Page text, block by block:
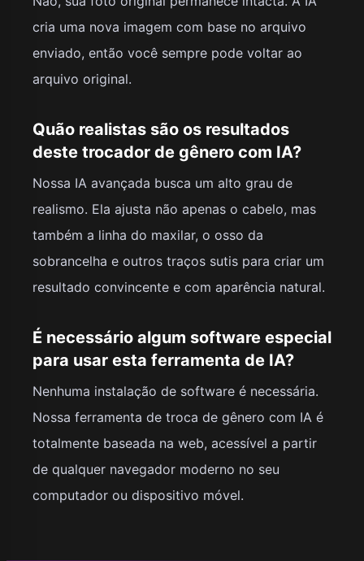
cria uma nova imagem com base no arquivo
enviado, então você sempre pode voltar ao
arquivo original.
Quão realistas são os resultados
deste trocador de gênero com IA?
Nossa IA avançada busca um alto grau de
realismo. Ela ajusta não apenas o cabelo, mas
também a linha do maxilar, o osso da
sobrancelha e outros traços sutis para criar um
resultado convincente e com aparência natural.
É necessário algum software especial
para usar esta ferramenta de IA?
Nenhuma instalação de software é necessária.
Nossa ferramenta de troca de gênero com IA é
totalmente baseada na web, acessível a partir
de qualquer navegador moderno no seu
computador ou dispositivo móvel.